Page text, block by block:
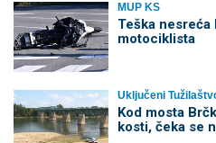
MUP KS
Teška nesreća
motociklista
Uključeni
Kod mosta
kosti, čeka se